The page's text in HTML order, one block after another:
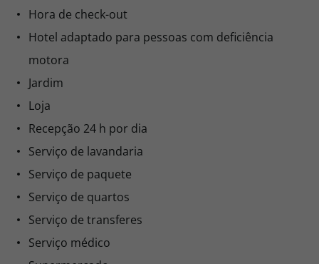
Hora de check-out
Hotel adaptado para pessoas com deficiência
motora
Jardim
Loja
Recepção 24 h por dia
Serviço de lavandaria
Serviço de paquete
Serviço de quartos
Serviço de transferes
Serviço médico